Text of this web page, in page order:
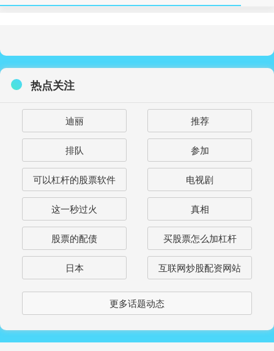
热点关注
迪丽 推荐
排队 参加
可以杠杆的股票软件 电视剧
这一秒过火 真相
股票的配债 买股票怎么加杠杆
日本 互联网炒股配资网站
更多话题动态